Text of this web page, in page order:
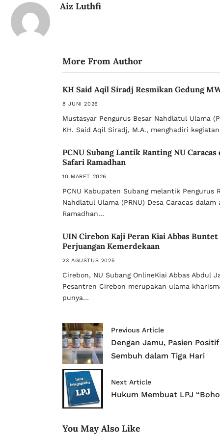
Aiz Luthfi
More From Author
KH Said Aqil Siradj Resmikan Gedung
8 JUNI 2026
Mustasyar Pengurus Besar Nahdlatul Ulama
KH. Said Aqil Siradj, M.A., menghadiri
PCNU Subang Lantik Ranting NU Caracas
Safari Ramadhan
10 MARET 2026
PCNU Kabupaten Subang melantik Pengurus
Nahdlatul Ulama (PRNU) Desa Caracas dalam
Ramadhan…
UIN Cirebon Kaji Peran Kiai Abbas Buntet
Perjuangan Kemerdekaan
23 AGUSTUS 2025
Cirebon, NU Subang OnlineKiai Abbas Abdul
Pesantren Cirebon merupakan ulama
punya…
Previous Article
Dengan Jamu, Pasien
Sembuh dalam Tiga Hari
Next Article
Hukum Membuat LPJ
You May Also Like